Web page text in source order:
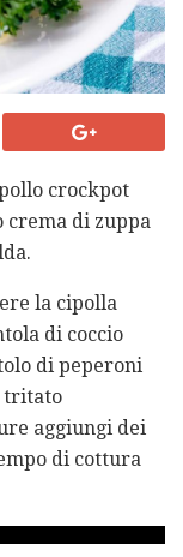
crockpot
crema di zuppa
la cipolla
di coccio
di peperoni
tritato
aggiungi dei
di cottura